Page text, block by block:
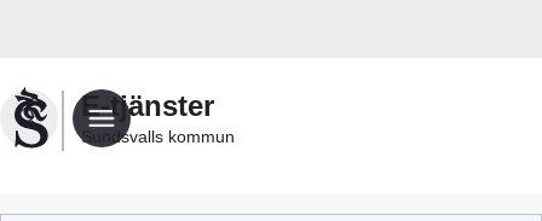
Sundsvalls
kommuns
e-
E-tjänster
Sundsvalls kommun